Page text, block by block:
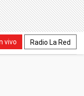
vivo Radio La Red